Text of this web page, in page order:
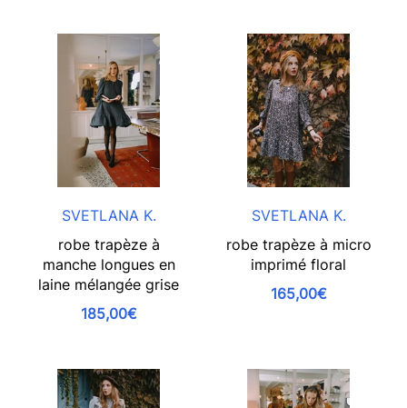
SVETLANA K.
robe trapèze à
manche longues en
laine mélangée grise
185,00€
SVETLANA K.
robe trapèze à micro
imprimé floral
165,00€